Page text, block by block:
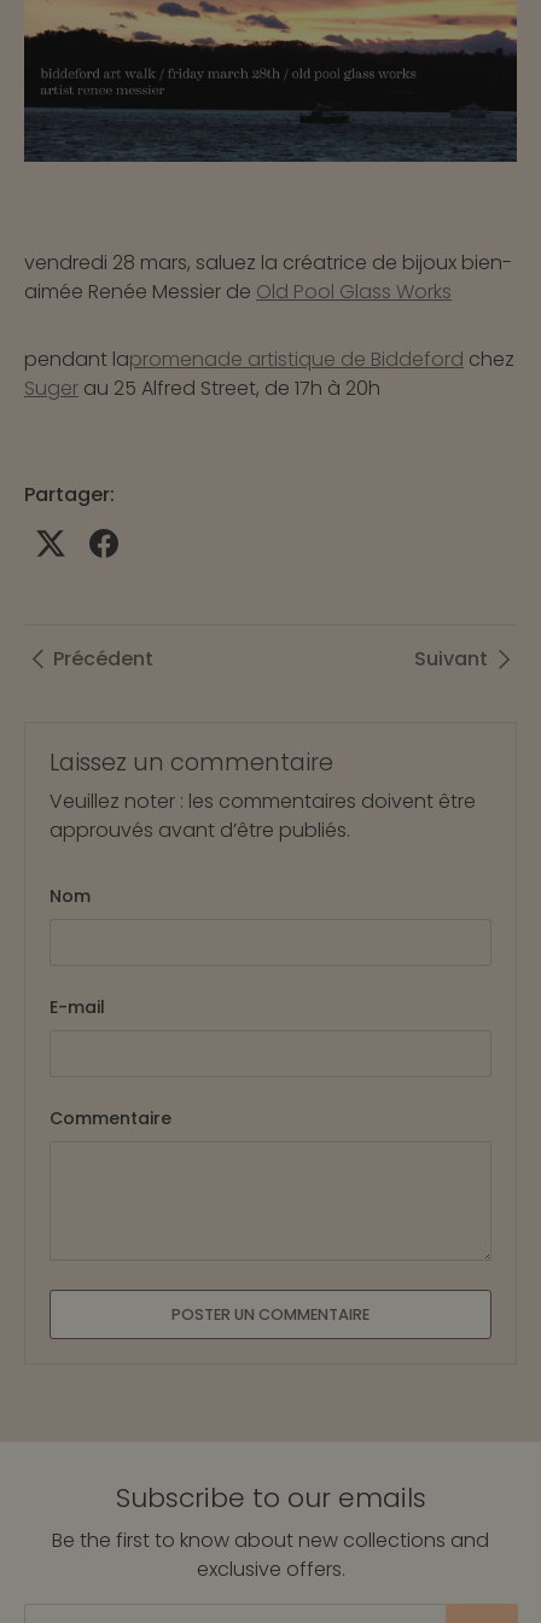
vendredi 28 mars, saluez la créatrice de bijoux bien-
aimée Renée Messier de Old Pool Glass Works
pendant lapromenade artistique de Biddeford chez
Suger au 25 Alfred Street, de 17h à 20h
Partager:
Précédent Suivant
Laissez un commentaire
Veuillez noter : les commentaires doivent être
approuvés avant d’être publiés.
Nom
E-mail
Commentaire
POSTER UN COMMENTAIRE
Subscribe to our emails
Be the first to know about new collections and
exclusive offers.